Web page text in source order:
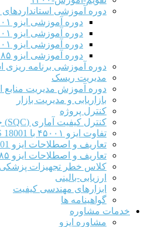
دوره آموزشی استانداردهای
دوره آموزشی ایزو ۹۰۰۱
دوره آموزشی ایزو ۱۴۰۰۱
دوره آموزشی ایزو ۴۵۰۰۱
دوره آموزشی ایزو ۱۳۴۸۵
دوره آموزشی برنامه ریزی
مدیریت ریسک
دوره آموزش مدیریت منابع
بازاریابی و مدیریت بازار
کنترل پروژه
کنترل کیفیت آماری (SQC) چیست؟
تفاوت ایزو ۴۵۰۰۱ با OHSAS 18001
تعاریف و اصطلاحات ایزو 9001
تعاریف و اصطلاحات ایزو ۱۳۴۸۵
کلاس خطر تجهیزات پزشکی
ارزیابی-بالینی
ابزارهای مهندسی کیفیت
گواهینامه ها
خدمات مشاوره
مشاوره ایزو